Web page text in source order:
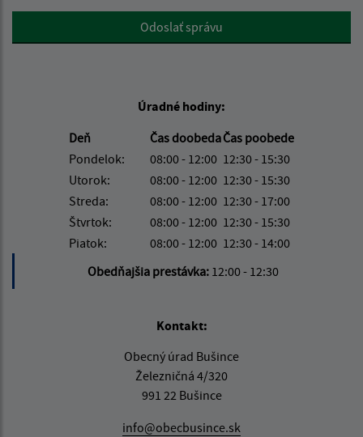
Google reCaptcha ResponseOdoslať správu
Úradné hodiny:
Deň
Čas doobedaČas poobede
Pondelok:
08:00 - 12:00 12:30 - 15:30
Utorok:
08:00 - 12:00 12:30 - 15:30
Streda:
08:00 - 12:00 12:30 - 17:00
Štvrtok:
08:00 - 12:00 12:30 - 15:30
Piatok:
08:00 - 12:00 12:30 - 14:00
Obedňajšia prestávka: 12:00 - 12:30
Kontakt:
Obecný úrad Bušince
Železničná 4/320
991 22 Bušince
info@obecbusince.sk